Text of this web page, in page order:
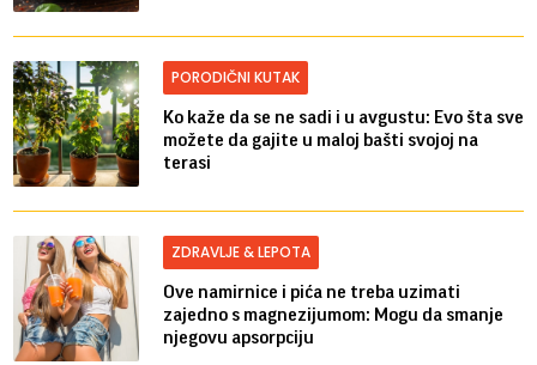
PORODIČNI KUTAK
Ko kaže da se ne sadi i u avgustu: Evo šta sve
možete da gajite u maloj bašti svojoj na
terasi
ZDRAVLJE & LEPOTA
Ove namirnice i pića ne treba uzimati
zajedno s magnezijumom: Mogu da smanje
njegovu apsorpciju